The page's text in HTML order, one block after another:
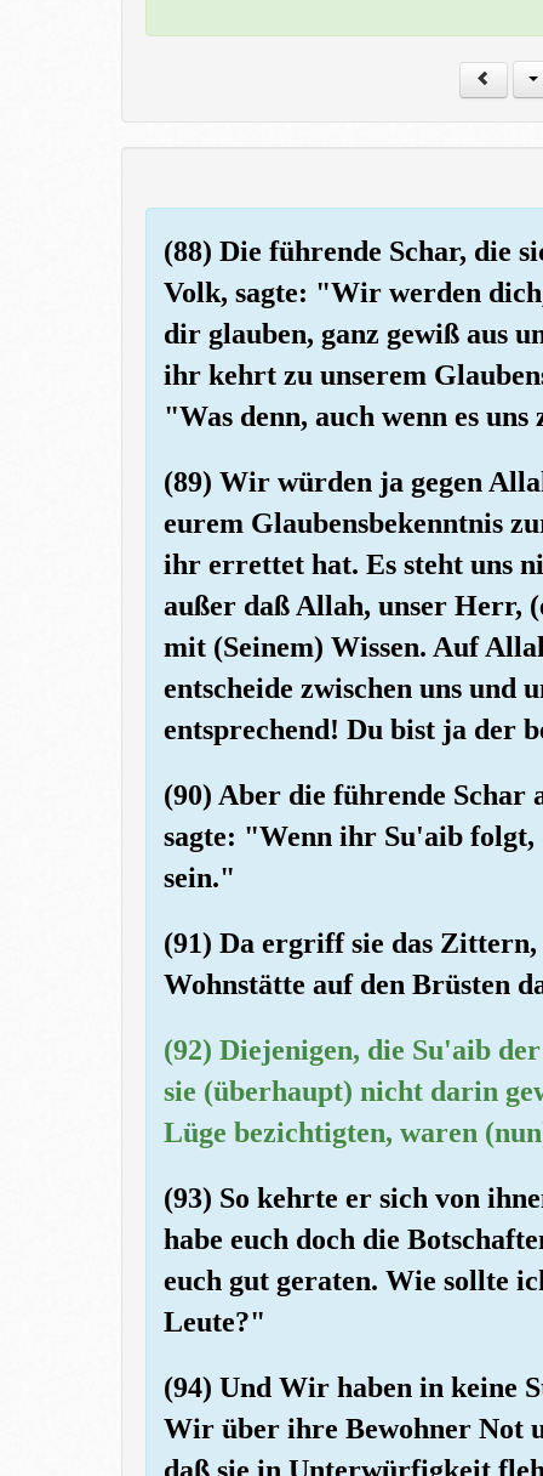
(88) Die führende Schar, die
Volk, sagte: "Wir werden
dir glauben, ganz gewiß aus
ihr kehrt zu unserem
"Was denn, auch wenn es
(89) Wir würden ja gegen
eurem Glaubensbekenntnis
ihr errettet hat. Es steht uns
außer daß Allah, unser Herr,
mit (Seinem) Wissen. Auf
entscheide zwischen uns und
entsprechend! Du bist ja der
(90) Aber die führende Schar
sagte: "Wenn ihr Su'aib
sein."
(91) Da ergriff sie das
Wohnstätte auf den Brüsten
(92) Diejenigen, die Su'aib
sie (überhaupt) nicht darin
Lüge bezichtigten, waren
(93) So kehrte er sich von
habe euch doch die
euch gut geraten. Wie sollte
Leute?"
(94) Und Wir haben in keine
Wir über ihre Bewohner Not
daß sie in Unterwürfigkeit